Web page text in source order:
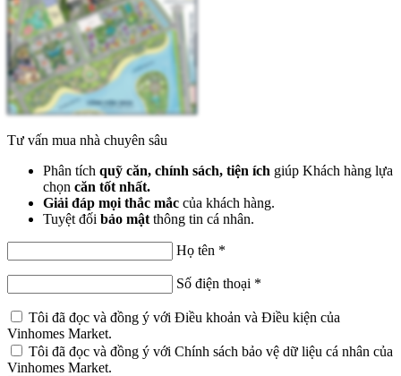
Tư vấn mua nhà chuyên sâu
Phân tích quỹ căn, chính sách, tiện ích giúp Khách hàng lựa
chọn căn tốt nhất.
Giải đáp mọi thắc mắc của khách hàng.
Tuyệt đối bảo mật thông tin cá nhân.
Họ tên *
Số điện thoại *
Tôi đã đọc và đồng ý với Điều khoản và Điều kiện của
Vinhomes Market.
Tôi đã đọc và đồng ý với Chính sách bảo vệ dữ liệu cá nhân của
Vinhomes Market.